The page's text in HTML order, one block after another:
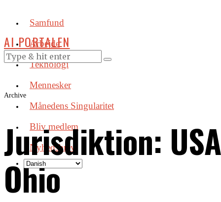
Samfund
Arbejde
Teknologi
Mennesker
Månedens Singularitet
Bliv medlem
Nyhedsbrev
AI PORTALEN
Archive
Jurisdiktion:
Ohio